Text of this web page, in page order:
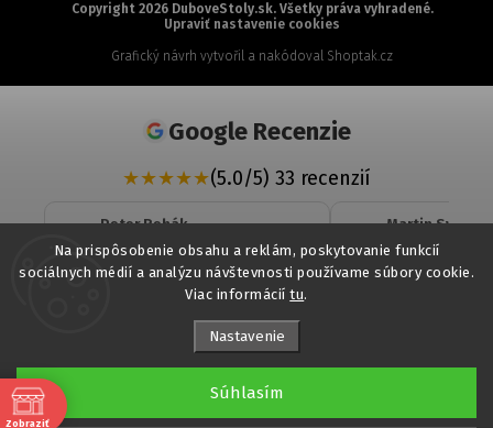
Na prispôsobenie obsahu a reklám, poskytovanie funkcií
sociálnych médií a analýzu návštevnosti používame súbory cookie.
Viac informáciítu.
Nastavenie
Súhlasím
Copyright 2026 DuboveStoly.sk. Všetky práva vyhradené.
Upraviť nastavenie cookies
Grafický návrh vytvořil a nakódoval Shoptak.cz
Google Recenzie
★★★★★(5.0/5) 33 recenzií
Peter Rehák
★★★★★
Veľká spokojnosť. Profesionálny
a zároveň veľmi ľudský prístup,
vybavenie. Podnož stola, akú som
dlho nevedel zohnať, som
06 Jul 2026
Martin Svrcek
★★★
objednaná
Zobraziť